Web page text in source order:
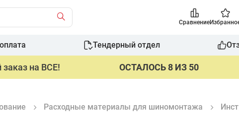
Сравнение
Тендерный отдел
заказ на ВСЕ! ОСТАЛОСЬ 8 ИЗ 50
Расходные материалы для шиномонтажа